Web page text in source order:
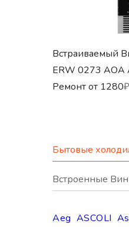
Встраиваемый
ERW 0273 AOA
Ремонт от 1280₽
Бытовые
Aeg ASCOLI
Встроенные